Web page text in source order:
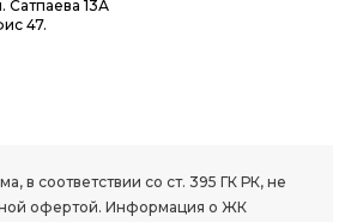
Сатпаева 13А
47.
в соответствии со ст. 395 ГК РК, не
офертой. Информация о ЖК